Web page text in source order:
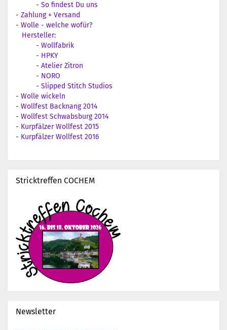
- So findest Du uns
- Zahlung + Versand
- Wolle - welche wofür?
Hersteller:
- Wollfabrik
- HPKY
- Atelier Zitron
- NORO
- Slipped Stitch Studios
- Wolle wickeln
- Wollfest Backnang 2014
- Wollfest Schwabsburg 2014
- Kurpfälzer Wollfest 2015
- Kurpfälzer Wollfest 2016
Stricktreffen COCHEM
Newsletter